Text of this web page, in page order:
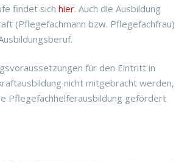
findet sich hier. Auch die Ausbildung
(Pflegefachmann bzw. Pflegefachfrau)
für den Eintritt in
nicht mitgebracht werden,
Pflegefachhelferausbildung gefördert